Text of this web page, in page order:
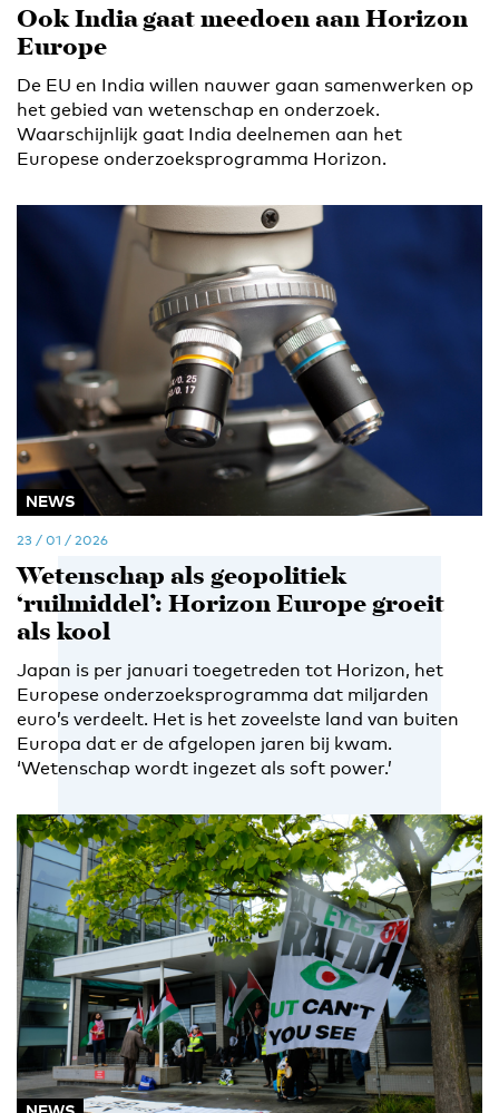
Ook India gaat meedoen aan Horizon
Europe
De EU en India willen nauwer gaan samenwerken op
het gebied van wetenschap en onderzoek.
Waarschijnlijk gaat India deelnemen aan het
Europese onderzoeksprogramma Horizon.
NEWS
23 / 01 / 2026
Wetenschap als geopolitiek
‘ruilmiddel’: Horizon Europe groeit
als kool
Japan is per januari toegetreden tot Horizon, het
Europese onderzoeksprogramma dat miljarden
euro’s verdeelt. Het is het zoveelste land van buiten
Europa dat er de afgelopen jaren bij kwam.
‘Wetenschap wordt ingezet als soft power.’